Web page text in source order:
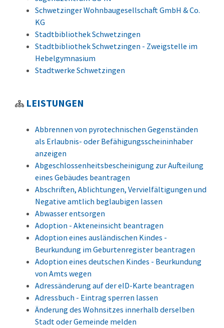
Schwetzinger Wohnbaugesellschaft GmbH & Co.
KG
Stadtbibliothek Schwetzingen
Stadtbibliothek Schwetzingen - Zweigstelle im
Hebelgymnasium
Stadtwerke Schwetzingen
LEISTUNGEN
Abbrennen von pyrotechnischen Gegenständen
als Erlaubnis- oder Befähigungsscheininhaber
anzeigen
Abgeschlossenheitsbescheinigung zur Aufteilung
eines Gebäudes beantragen
Abschriften, Ablichtungen, Vervielfältigungen und
Negative amtlich beglaubigen lassen
Abwasser entsorgen
Adoption - Akteneinsicht beantragen
Adoption eines ausländischen Kindes -
Beurkundung im Geburtenregister beantragen
Adoption eines deutschen Kindes - Beurkundung
von Amts wegen
Adressänderung auf der eID-Karte beantragen
Adressbuch - Eintrag sperren lassen
Änderung des Wohnsitzes innerhalb derselben
Stadt oder Gemeinde melden